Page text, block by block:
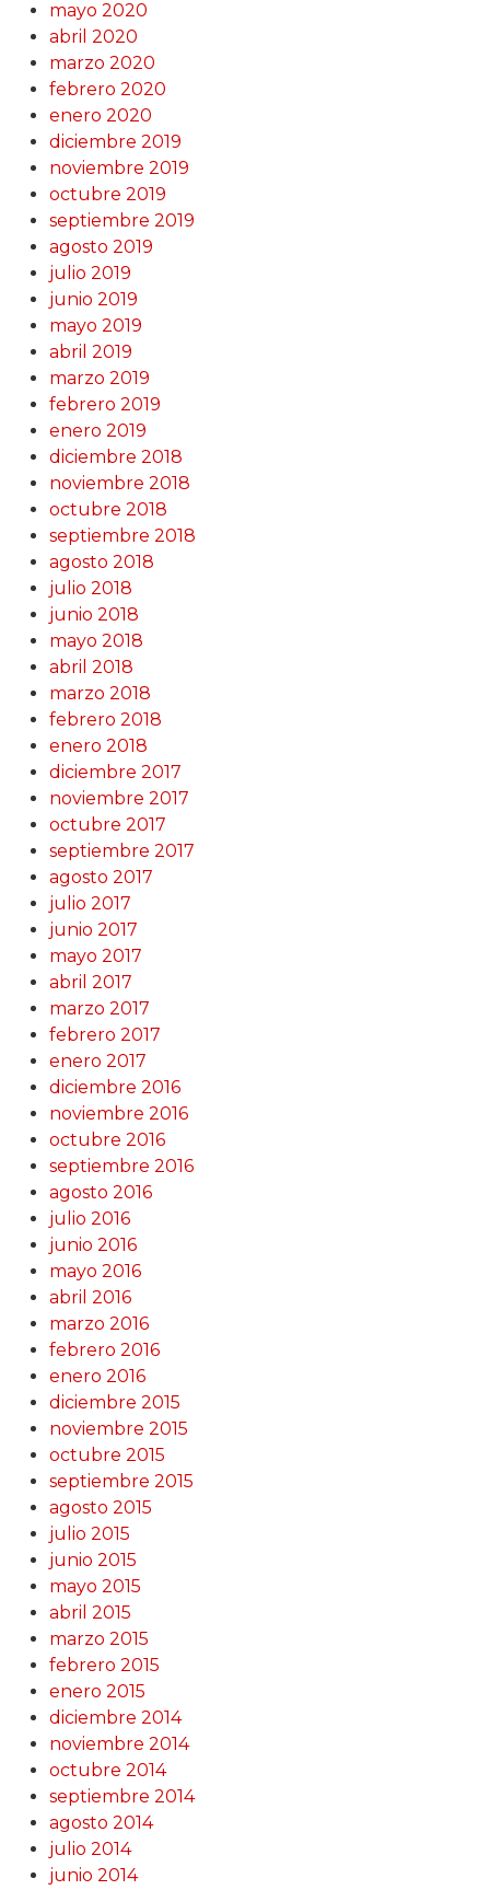
mayo 2020
abril 2020
marzo 2020
febrero 2020
enero 2020
diciembre 2019
noviembre 2019
octubre 2019
septiembre 2019
agosto 2019
julio 2019
junio 2019
mayo 2019
abril 2019
marzo 2019
febrero 2019
enero 2019
diciembre 2018
noviembre 2018
octubre 2018
septiembre 2018
agosto 2018
julio 2018
junio 2018
mayo 2018
abril 2018
marzo 2018
febrero 2018
enero 2018
diciembre 2017
noviembre 2017
octubre 2017
septiembre 2017
agosto 2017
julio 2017
junio 2017
mayo 2017
abril 2017
marzo 2017
febrero 2017
enero 2017
diciembre 2016
noviembre 2016
octubre 2016
septiembre 2016
agosto 2016
julio 2016
junio 2016
mayo 2016
abril 2016
marzo 2016
febrero 2016
enero 2016
diciembre 2015
noviembre 2015
octubre 2015
septiembre 2015
agosto 2015
julio 2015
junio 2015
mayo 2015
abril 2015
marzo 2015
febrero 2015
enero 2015
diciembre 2014
noviembre 2014
octubre 2014
septiembre 2014
agosto 2014
julio 2014
junio 2014